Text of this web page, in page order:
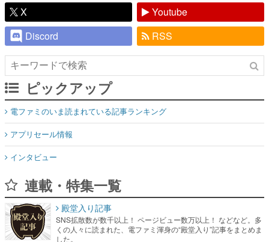
ピックアップ
電ファミのいま読まれている記事ランキング
アプリセール情報
インタビュー
連載・特集一覧
くの人々に読まれた、電ファミ渾身の“殿堂入り”記事をまとめま
した。
ゲームの企画書
名作ゲームクリエイターの方々に製作時のエピソードをお聞き
し、ヒットする企画（ゲーム）とは何か？を探っていきます。